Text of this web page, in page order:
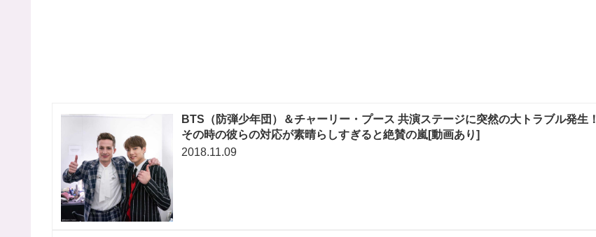
BTS（防弾少年団）＆チャーリー・プース 共演ステージに突然の大トラブル発生！
その時の彼らの対応が素晴らしすぎると絶賛の嵐[動画あり]
2018.11.09